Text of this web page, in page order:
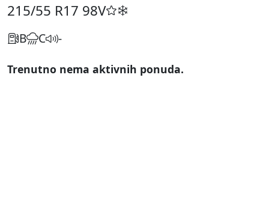
215/55 R17 98V
B C -
Trenutno nema aktivnih ponuda.